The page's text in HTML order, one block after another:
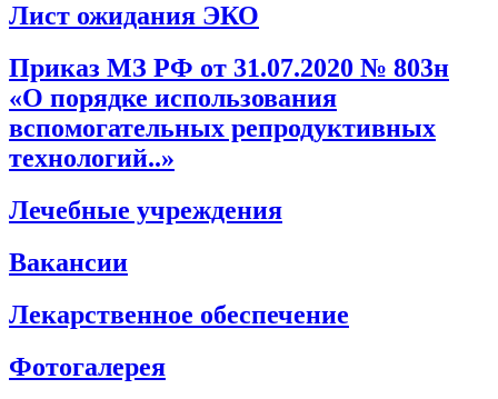
Лист ожидания ЭКО
Приказ МЗ РФ от 31.07.2020 № 803н
«О порядке использования
вспомогательных репродуктивных
технологий..»
Лечебные учреждения
Вакансии
Лекарственное обеспечение
Фотогалерея